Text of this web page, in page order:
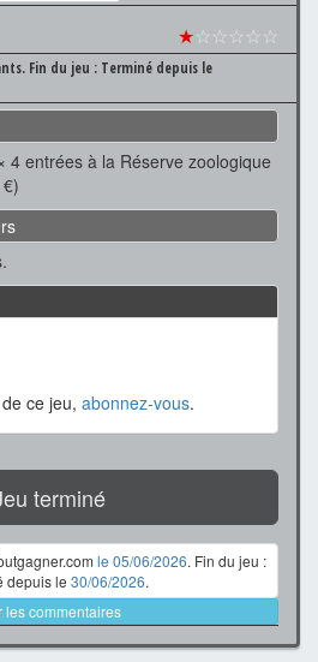
★☆☆☆☆☆
Fin du jeu : Terminé depuis le
4 entrées à la Réserve zoologique
ce jeu, abonnez-vous.
terminé
le 05/06/2026. Fin du jeu :
depuis le 30/06/2026.
les commentaires